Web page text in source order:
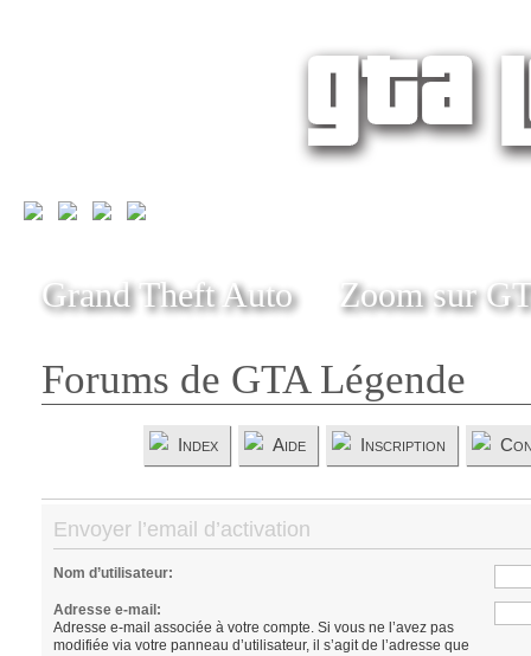
Grand Theft Auto Zoom sur
Forums de GTA Légende
Index Aide Inscription
Envoyer l’email d’activation
Nom d’utilisateur:
Adresse e-mail:
Adresse e-mail associée à votre compte. Si vous ne l’avez pas
modifiée via votre panneau d’utilisateur, il s’agit de l’adresse que